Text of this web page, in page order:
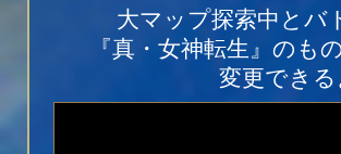
大マップ探索中とバ
『真・女神転生』の
変更できる